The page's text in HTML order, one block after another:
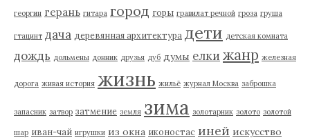
георгин герань гитара город горы гравилат речной гроза груша
гтацинт дача деревянная архитектура дети детская комната
дождь дольмены донник друзья дуб думы елки жанр железная
дорога живая история жизнь жильё журнал Москва заброшка
запасник затвор затмение земля зима золотарник золото золотой
шар иван-чай игрушки из окна иконостас иней искусство